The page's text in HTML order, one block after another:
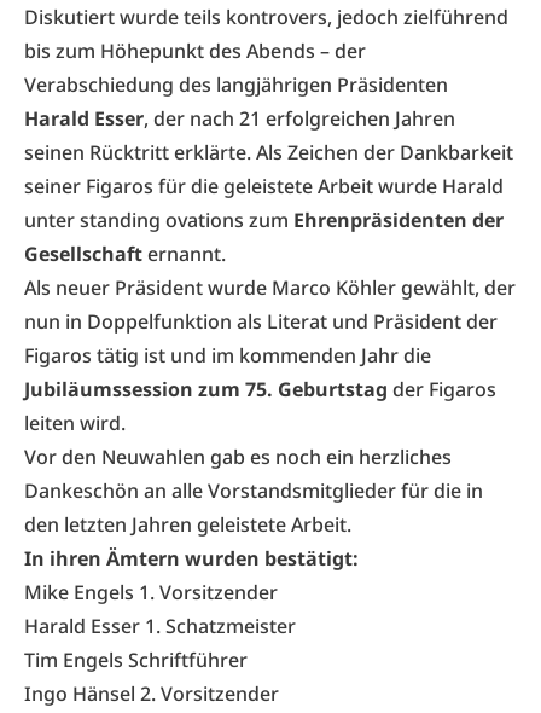
Diskutiert wurde teils kontrovers, jedoch zielführend
bis zum Höhepunkt des Abends – der
Verabschiedung des langjährigen Präsidenten
Harald Esser, der nach 21 erfolgreichen Jahren
seinen Rücktritt erklärte. Als Zeichen der Dankbarkeit
seiner Figaros für die geleistete Arbeit wurde Harald
unter standing ovations zum Ehrenpräsidenten der
Gesellschafternannt.
Als neuer Präsident wurde Marco Köhler gewählt, der
nun in Doppelfunktion als Literat und Präsident der
Figaros tätig ist und im kommenden Jahr die
Jubiläumssession zum 75. Geburtstag der Figaros
leiten wird.
Vor den Neuwahlen gab es noch ein herzliches
Dankeschön an alle Vorstandsmitglieder für die in
den letzten Jahren geleistete Arbeit.
In ihren Ämtern wurden bestätigt:
Mike Engels 1. Vorsitzender
Harald Esser 1. Schatzmeister
Tim Engels Schriftführer
Ingo Hänsel 2. Vorsitzender